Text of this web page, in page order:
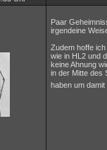
Paar
irgendeine
Zudem hoffe
wie in HL2 und
keine Ahnung
in der Mitte des
haben um